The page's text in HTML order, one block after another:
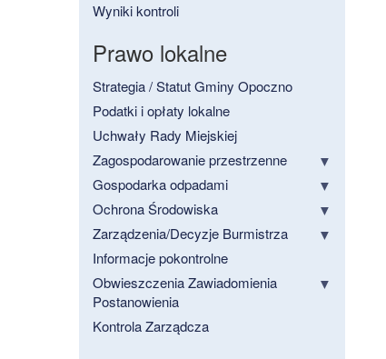
Wyniki kontroli
Prawo lokalne
Strategia / Statut Gminy Opoczno
Podatki i opłaty lokalne
Uchwały Rady Miejskiej
Zagospodarowanie przestrzenne
Gospodarka odpadami
Ochrona Środowiska
Zarządzenia/Decyzje Burmistrza
Informacje pokontrolne
Obwieszczenia Zawiadomienia
Postanowienia
Kontrola Zarządcza